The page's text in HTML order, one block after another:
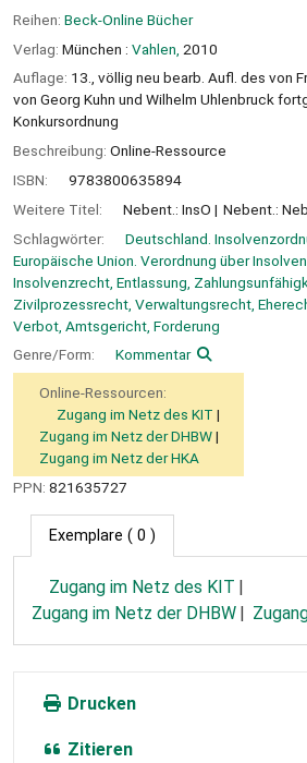
Reihen: Beck-Online Bücher
Verlag: München : Vahlen, 2010
Auflage: 13., völlig neu bearb. Aufl. des von
von Georg Kuhn und Wilhelm Uhlenbruck
Konkursordnung
Beschreibung: Online-Ressource
ISBN:
9783800635894
Weitere Titel:
Nebent.: InsO Nebent.:
Schlagwörter:
Deutschland.
Europäische Union. Verordnung über
Insolvenzrecht, Entlassung,
Zivilprozessrecht, Verwaltungsrecht,
Verbot, Amtsgericht, Forderung
Genre/Form:
Kommentar
Online-Ressourcen:
Zugang im Netz des KIT
Zugang im Netz der DHBW
Zugang im Netz der HKA
PPN: 821635727
Exemplare ( 0 )
Zugang im Netz des KIT
Zugang im Netz der DHBW
Drucken
Zitieren